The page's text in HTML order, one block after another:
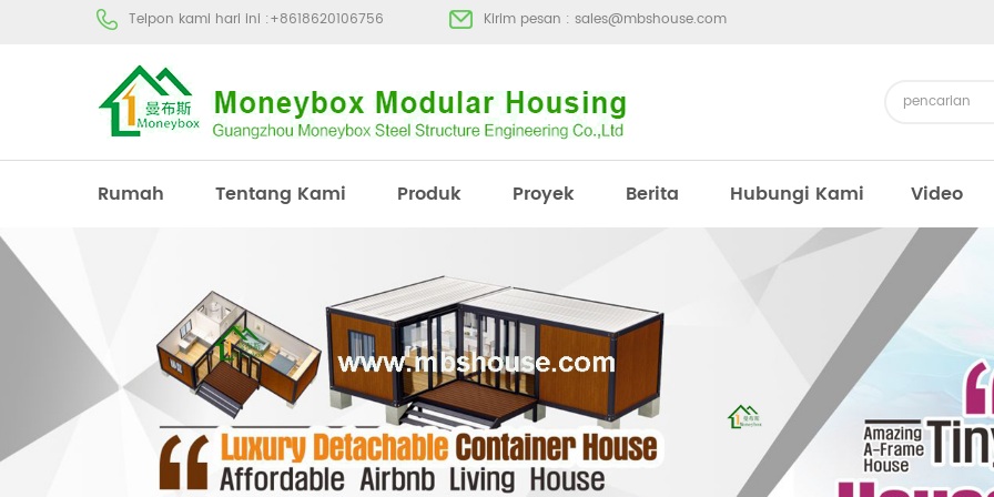
Telpon kami hari ini :+8618620106756 Kirim pesan : sales@mbshouse.com
Rumah Tentang Kami Produk Proyek Berita Hubungi Kami Video